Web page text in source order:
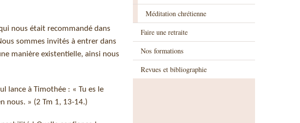
nous était recommandé dans
sommes invités à entrer dans
manière existentielle, ainsi nous
lance à Timothée : « Tu es le
nous. » (2 Tm 1, 13-14.)
Méditation chrétienne
Faire une retraite
Nos formations
Revues et bibliographie